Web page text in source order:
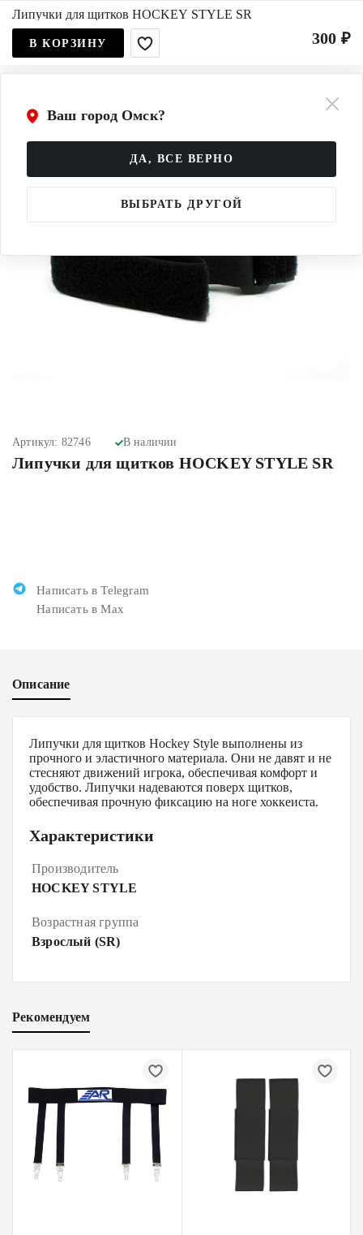
Ваш город Омск?
ДА, ВСЕ ВЕРНО
ВЫБРАТЬ ДРУГОЙ
Артикул: 82746 В наличии
Липучки для щитков HOCKEY STYLE SR
Написать в Telegram
Написать в Max
Описание
Липучки для щитков Hockey Style выполнены из
прочного и эластичного материала. Они не давят и не
стесняют движений игрока, обеспечивая комфорт и
удобство. Липучки надеваются поверх щитков,
обеспечивая прочную фиксацию на ноге хоккеиста.
Характеристики
Производитель
HOCKEY STYLE
Возрастная группа
Взрослый (SR)
Рекомендуем
Липучки для щитков HOCKEY STYLE SR
300 ₽
В КОРЗИНУ